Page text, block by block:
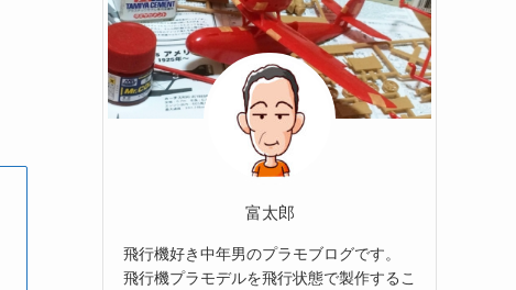
富太郎
飛行機好き中年男のプラモブログです。
飛行機プラモデルを飛行状態で製作するこ